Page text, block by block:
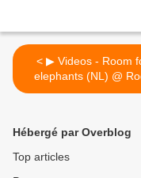
< ▶ Videos - Room for
elephants (NL) @
Classic - 24/06/
Hébergé par Overblog
Top articles